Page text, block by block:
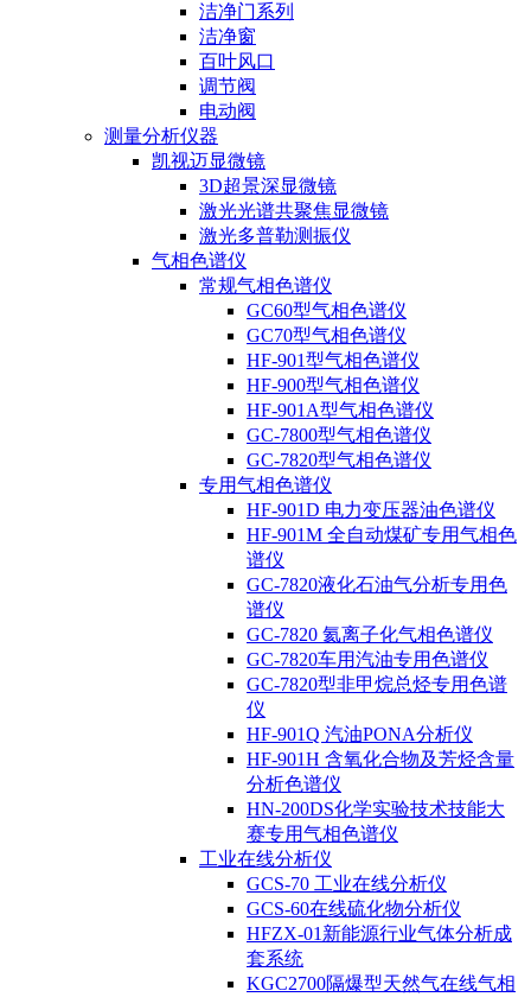
洁净门系列
洁净窗
百叶风口
调节阀
电动阀
测量分析仪器
凯视迈显微镜
3D超景深显微镜
激光光谱共聚焦显微镜
激光多普勒测振仪
气相色谱仪
常规气相色谱仪
GC60型气相色谱仪
GC70型气相色谱仪
HF-901型气相色谱仪
HF-900型气相色谱仪
HF-901A型气相色谱仪
GC-7800型气相色谱仪
GC-7820型气相色谱仪
专用气相色谱仪
HF-901D 电力变压器油色谱仪
HF-901M 全自动煤矿专用气相色
谱仪
GC-7820液化石油气分析专用色
谱仪
GC-7820 氦离子化气相色谱仪
GC-7820车用汽油专用色谱仪
GC-7820型非甲烷总烃专用色谱
仪
HF-901Q 汽油PONA分析仪
HF-901H 含氧化合物及芳烃含量
分析色谱仪
HN-200DS化学实验技术技能大
赛专用气相色谱仪
工业在线分析仪
GCS-70 工业在线分析仪
GCS-60在线硫化物分析仪
HFZX-01新能源行业气体分析成
套系统
KGC2700隔爆型天然气在线气相